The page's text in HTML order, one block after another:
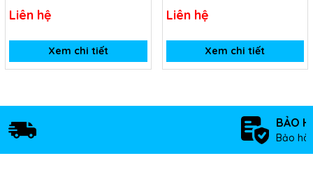
Liên hệ
Xem chi tiết
Liên hệ
Xem chi tiết
BẢO
Bảo